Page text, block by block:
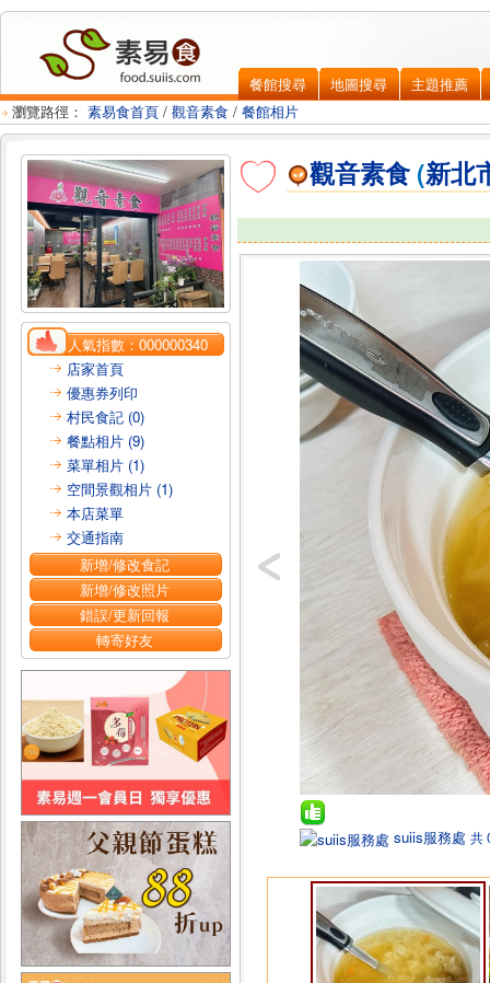
餐館搜尋 地圖搜尋
主題推薦
瀏覽路徑： 素易食首頁 / 觀音素食 / 餐館相片
人氣指數：000000340
店家首頁
優惠券列印
村民食記 (0)
餐點相片 (9)
菜單相片 (1)
空間景觀相片 (1)
本店菜單
交通指南
新增/修改食記
新增/修改照片
錯誤/更新回報
轉寄好友
觀音素食 (新北
suiis服務處 共